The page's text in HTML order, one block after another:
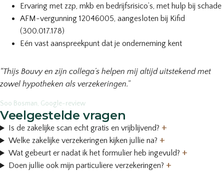
Ervaring met zzp, mkb en bedrijfsrisico’s, met hulp bij schade
AFM-vergunning 12046005, aangesloten bij Kifid
(300.017.178)
Eén vast aanspreekpunt dat je onderneming kent
“Thijs Bouvy en zijn collega’s helpen mij altijd uitstekend met
zowel hypotheken als verzekeringen.”
Soo Bosman, Google-review
Veelgestelde vragen
Is de zakelijke scan echt gratis en vrijblijvend? +
Welke zakelijke verzekeringen kijken jullie na? +
Wat gebeurt er nadat ik het formulier heb ingevuld? +
Doen jullie ook mijn particuliere verzekeringen? +